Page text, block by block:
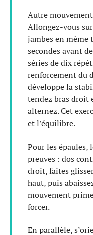
Autre
Allongez-vous
jambes en
secondes avant
séries de dix
renforcement du
développe la
tendez bras droit
alternez. Cet
et l’équilibre.
Pour les épaules,
preuves : dos
droit, faites
haut, puis
mouvement
forcer.
En parallèle,